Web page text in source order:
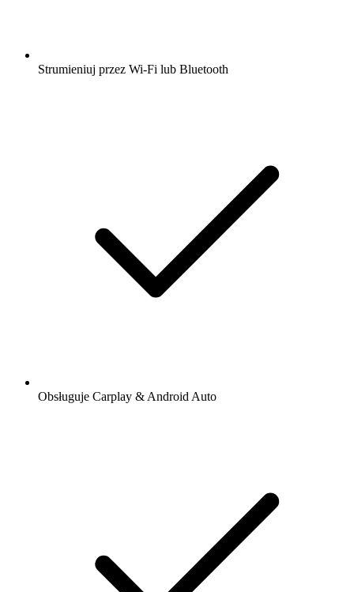
Strumieniuj przez Wi-Fi lub Bluetooth
Obsługuje Carplay & Android Auto